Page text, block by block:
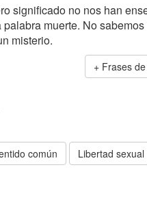
significado no nos han
muerte. No
misterio.
Frases
común Libertad sexual